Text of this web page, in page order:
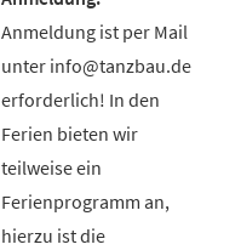
Anmeldung ist per Mail
unter info@tanzbau.de
erforderlich! In den
Ferien bieten wir
teilweise ein
Ferienprogramm an,
hierzu ist die